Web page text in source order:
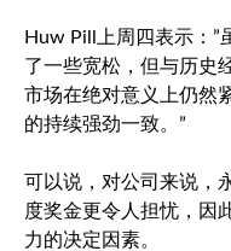
Huw Pill上周四表示：”
了一些宽松，但与历史
市场在绝对意义上仍然
的持续强劲一致。”
可以说，对公司来说，
度奖金更令人担忧，因
力的决定因素。